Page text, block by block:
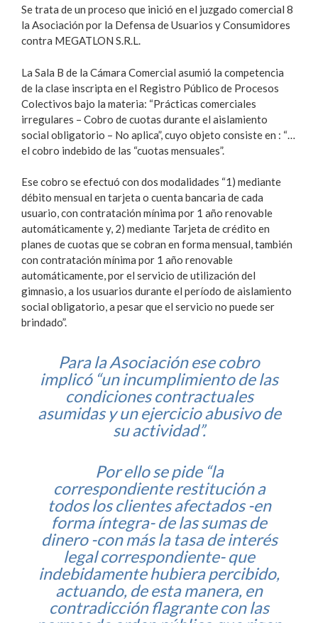
Se trata de un proceso que inició en el juzgado comercial 8
la Asociación por la Defensa de Usuarios y Consumidores
contra MEGATLON S.R.L.
La Sala B de la Cámara Comercial asumió la competencia
de la clase inscripta en el Registro Público de Procesos
Colectivos bajo la materia: “Prácticas comerciales
irregulares – Cobro de cuotas durante el aislamiento
social obligatorio – No aplica”, cuyo objeto consiste en : “…
el cobro indebido de las “cuotas mensuales”.
Ese cobro se efectuó con dos modalidades “1) mediante
débito mensual en tarjeta o cuenta bancaria de cada
usuario, con contratación mínima por 1 año renovable
automáticamente y, 2) mediante Tarjeta de crédito en
planes de cuotas que se cobran en forma mensual, también
con contratación mínima por 1 año renovable
automáticamente, por el servicio de utilización del
gimnasio, a los usuarios durante el período de aislamiento
social obligatorio, a pesar que el servicio no puede ser
brindado”.
Para la Asociación ese cobro
implicó “un incumplimiento de las
condiciones contractuales
asumidas y un ejercicio abusivo de
su actividad”.
Por ello se pide “la
correspondiente restitución a
todos los clientes afectados -en
forma íntegra- de las sumas de
dinero -con más la tasa de interés
legal correspondiente- que
indebidamente hubiera percibido,
actuando, de esta manera, en
contradicción flagrante con las